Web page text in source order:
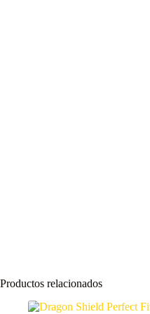
Productos relacionados